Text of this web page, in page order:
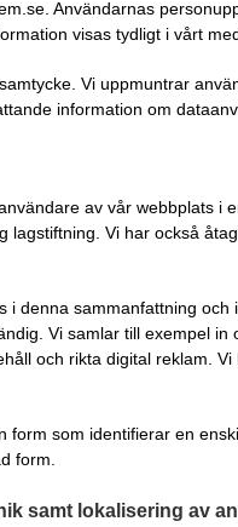
Användarnas
visas tydligt i vårt
Vi uppmuntrar
information om
av vår webbplats
Vi har också
denna sammanfattning
Vi samlar till exempel
och rikta digital reklam.
som identifierar en
form.
samt lokalisering av